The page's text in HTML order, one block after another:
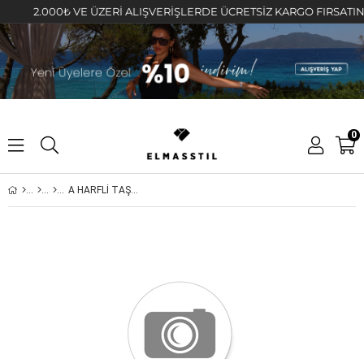
2.000₺ VE ÜZERİ ALIŞVERİŞLERDE ÜCRETSİZ KARGO FIRSATINI
0
A HARFLİ TAŞLI OVAL KOLYE 45cm